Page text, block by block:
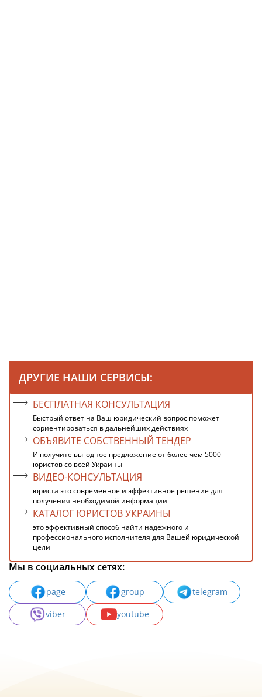
ДРУГИЕ НАШИ СЕРВИСЫ:
БЕСПЛАТНАЯ КОНСУЛЬТАЦИЯ
Быстрый ответ на Ваш юридический вопрос поможет
сориентироваться в дальнейших действиях
ОБЪЯВИТЕ СОБСТВЕННЫЙ ТЕНДЕР
И получите выгодное предложение от более чем 5000
юристов со всей Украины
ВИДЕО-КОНСУЛЬТАЦИЯ
юриста это современное и эффективное решение для
получения необходимой информации
КАТАЛОГ ЮРИСТОВ УКРАИНЫ
это эффективный способ найти надежного и
профессионального исполнителя для Вашей юридической
цели
Мы в социальных сетях:
page group
telegram
viber
youtube